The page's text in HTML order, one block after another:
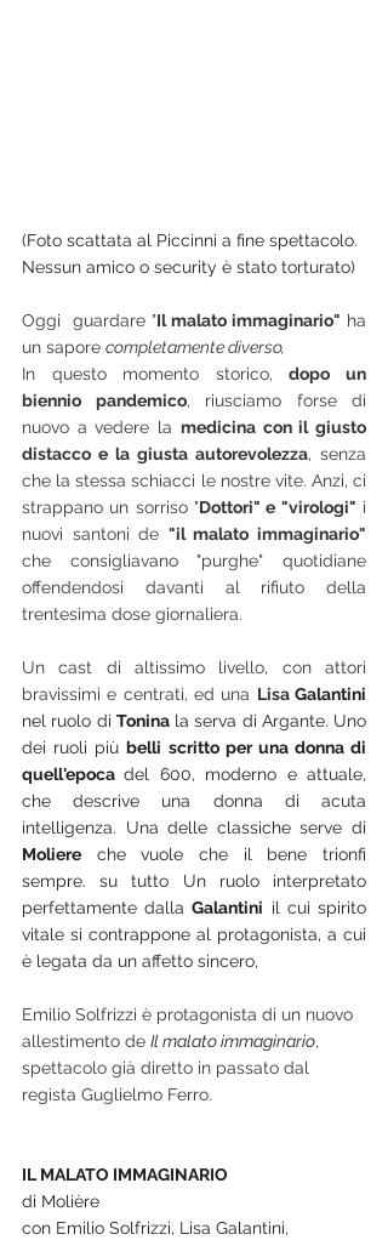
(Foto scattata al Piccinni a fine spettacolo.
Nessun amico o security è stato torturato)
Oggi  guardare "Il malato immaginario" ha
un sapore completamente diverso,
In questo momento storico, dopo un
biennio pandemico, riusciamo forse di
nuovo a vedere la medicina con il giusto
distacco e la giusta autorevolezza, senza
che la stessa schiacci le nostre vite. Anzi, ci
strappano un sorriso "Dottori" e "virologi" i
nuovi santoni de "il malato immaginario"
che consigliavano "purghe" quotidiane
offendendosi davanti al rifiuto della
trentesima dose giornaliera.
Un cast di altissimo livello, con attori
bravissimi e centrati, ed una Lisa
nel ruolo di Tonina la serva di Argante. Uno
dei ruoli più belli scritto per una donna di
quell'epoca del 600, moderno e attuale,
che descrive una donna di acuta
Moliere che vuole che il bene trionfi
sempre. su tutto Un ruolo interpretato
perfettamente dalla Galantini il cui spirito
vitale si contrappone al protagonista, a cui
è legata da un affetto sincero,
Emilio Solfrizzi è protagonista di un nuovo
allestimento de Il malato immaginario,
spettacolo già diretto in passato dal
regista Guglielmo Ferro.
IL MALATO IMMAGINARIO
di Molière
con Emilio Solfrizzi, Lisa Galantini,